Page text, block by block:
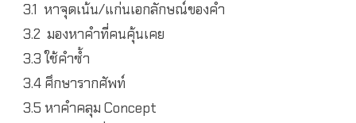
3.1 หาจุดเน้น/แก่นเอกลักษณ์ของคำ
3.2 มองหาคำที่คนคุ้นเคย
3.3 ใช้คำซ้ำ
3.4 ศึกษารากศัพท์
3.5 หาคำคลุม Concept